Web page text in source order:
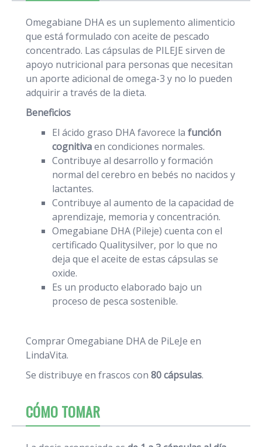
Omegabiane DHA es un suplemento alimenticio
que está formulado con aceite de pescado
concentrado. Las cápsulas de PILEJE sirven de
apoyo nutricional para personas que necesitan
un aporte adicional de omega-3 y no lo pueden
adquirir a través de la dieta.
Beneficios
El ácido graso DHA favorece la función
cognitivaen condiciones normales.
Contribuye al desarrollo y formación
normal del cerebro en bebés no nacidos y
lactantes.
Contribuye al aumento de la capacidad de
aprendizaje, memoria y concentración.
Omegabiane DHA (Pileje) cuenta con el
certificado Qualitysilver, por lo que no
deja que el aceite de estas cápsulas se
oxide.
Es un producto elaborado bajo un
proceso de pesca sostenible.
Comprar Omegabiane DHA de PiLeJe en
LindaVita.
Se distribuye en frascos con 80 cápsulas.
CÓMO TOMAR